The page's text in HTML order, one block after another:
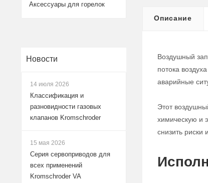
Описание
Воздушный
потока
аварийные
Этот
химическую и
снизить риски
Аксессуары для горелок
Новости
14 июля 2026
Классификация и
разновидности газовых
клапанов Kromschroder
15 мая 2026
Серия сервоприводов для
всех применений
Kromschroder VA